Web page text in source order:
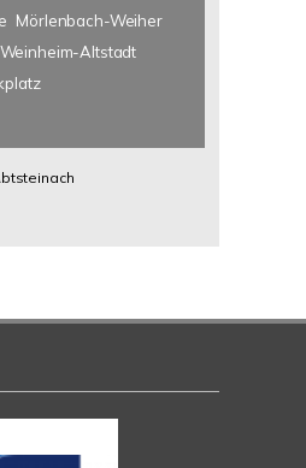
Mörlenbach-Weiher
Weinheim-Altstadt